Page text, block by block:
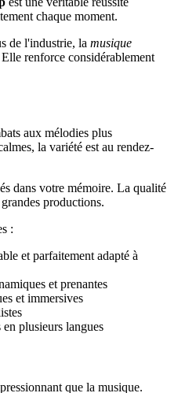
chaque moment.
de l'industrie, la musique
renforce considérablement
aux mélodies plus
la variété est au rendez-
dans votre mémoire. La qualité
productions.
:
et parfaitement adapté à
et prenantes
et immersives
en plusieurs langues
que la musique.